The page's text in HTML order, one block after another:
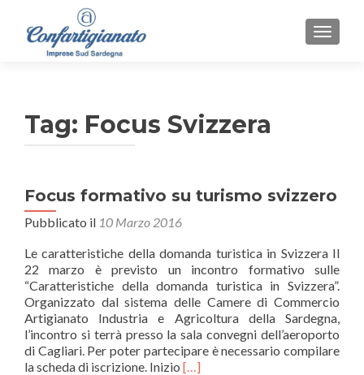
Tag: Focus Svizzera
Focus formativo su turismo svizzero
Pubblicato il 10 Marzo 2016
Le caratteristiche della domanda turistica in Svizzera Il
22 marzo è previsto un incontro formativo sulle
“Caratteristiche della domanda turistica in Svizzera”.
Organizzato dal sistema delle Camere di Commercio
Artigianato Industria e Agricoltura della Sardegna,
l’incontro si terrà presso la sala convegni dell’aeroporto
di Cagliari. Per poter partecipare è necessario compilare
la scheda di iscrizione. Inizio Leggi
[…]